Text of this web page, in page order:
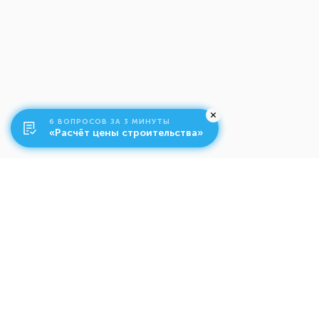
6 ВОПРОСОВ ЗА 3 МИНУТЫ
«Расчёт цены строительства»